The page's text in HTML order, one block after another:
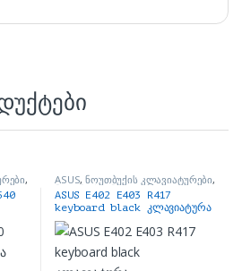
, ASUS,ნოუთბუქის კლავიატურები,
ნოუთბუქის ნაწილები და
აქსესუარები
ASUS E402 E403 R417
keyboard black კლავიატურა